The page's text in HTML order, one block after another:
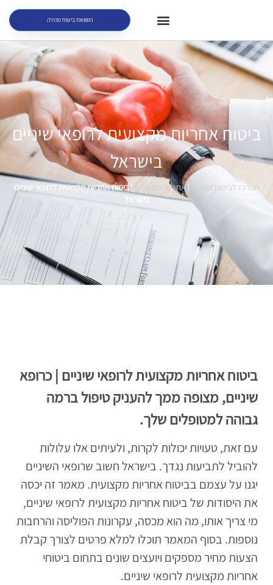
השוואת ביטוח מהירה
ביטוח אחריות מקצועית לרופאי שיניים
בישראל
המרכז לביטוח ופנסיה |אחריות מקצועית |ביטוח אחריות מקצועית לרופאי שיניים
בישראל
ביטוח אחריות מקצועית לרופאי שיניים | כרופא
שיניים, מצופה ממך להעניק טיפול ברמה
גבוהה למטופלים שלך.
עם זאת, טעויות יכולות לקרות, ולעיתים אלו עלולות
להוביל לתביעות נגדך. בישראל חשוב שרופאי השיניים
יגנו על עצמם בביטוח אחריות מקצועית. מאמר זה יכסה
את היסודות של ביטוח אחריות מקצועית לרופאי שיניים,
מי צריך אותו, מה הוא מכסה, עקרונות הפוליסה והרחבות
נוספות. בסוף המאמר תוכלו למלא פרטים לצורך קבלת
הצעות מחיר מספקים ויועצים שונים בתחום ביטוחי
אחריות מקצועית לרופאי שיניים.